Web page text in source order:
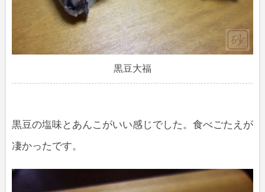
黒豆大福
黒豆の塩味とあんこがいい感じでした。食べごたえが
凄かったです。